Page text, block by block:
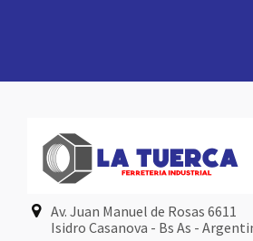
Av. Juan Manuel de Rosas 6611
Isidro Casanova - Bs As -